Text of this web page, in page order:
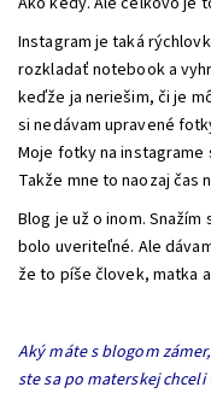
Instagram je taká
rozkladať notebook a
keďže ja neriešim, či je
si nedávam upravené
Moje fotky na
Takže mne to naozaj čas
Blog je už o inom.
bolo uveriteľné. Ale
že to píše človek, matka
Aký máte s blogom
ste sa po materskej chceli